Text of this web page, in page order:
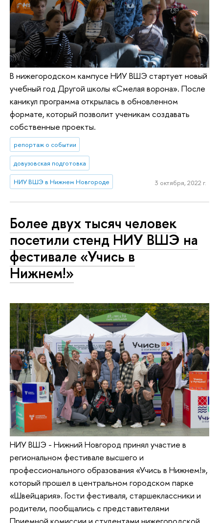
В нижегородском кампусе НИУ ВШЭ стартует новый
учебный год Другой школы «Смелая ворона». После
каникул программа открылась в обновленном
формате, который позволит ученикам создавать
собственные проекты.
репортаж о событии
довузовская подготовка
НИУ ВШЭ в Нижнем Новгороде 3 октября, 2022 г.
Более двух тысяч человек
посетили стенд НИУ ВШЭ на
фестивале «Учись в
Нижнем!»
НИУ ВШЭ - Нижний Новгород принял участие в
региональном фестивале высшего и
профессионального образования «Учись в Нижнем!»,
который прошел в центральном городском парке
«Швейцария». Гости фестиваля, старшеклассники и
родители, пообщались с представителями